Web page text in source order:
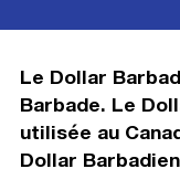
Le Dollar
Barbade. Le
utilisée au
Dollar